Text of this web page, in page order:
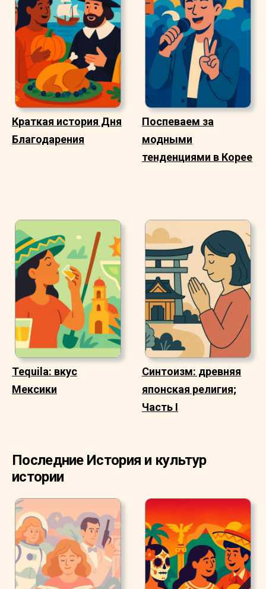
Краткая история Дня
Благодарения
Поспеваем за
модными
тенденциями в Корее
Tequila: вкус
Мексики
Синтоизм: древняя
японская религия;
Часть I
Последние История и культур
истории